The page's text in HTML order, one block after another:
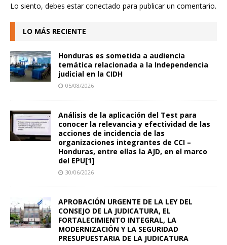
Lo siento, debes estarconectado para publicar un comentario.
LO MÁS RECIENTE
Honduras es sometida a audiencia
temática relacionada a la Independencia
judicial en la CIDH
05/08/2026
Análisis de la aplicación del Test para
conocer la relevancia y efectividad de las
acciones de incidencia de las
organizaciones integrantes de CCI –
Honduras, entre ellas la AJD, en el marco
del EPU[1]
30/06/2026
APROBACIÓN URGENTE DE LA LEY DEL
CONSEJO DE LA JUDICATURA, EL
FORTALECIMIENTO INTEGRAL, LA
MODERNIZACIÓN Y LA SEGURIDAD
PRESUPUESTARIA DE LA JUDICATURA